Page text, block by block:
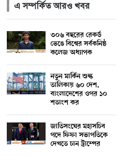
এ সম্পর্কিত আরও খবর
৩০৬ বছরের রেকর্ড
ভেঙে বিশ্বের সর্বকনিষ্ঠ
কলেজ অধ্যাপক
নতুন মার্কিন শুল্ক
তালিকায় ৬০ দেশ,
বাংলাদেশের ওপর ১০
শতাংশ কর
জাতিসংঘের মহাসচিব
পদে ফিফা সভাপতিকে
দেখতে চান ট্রাম্পের